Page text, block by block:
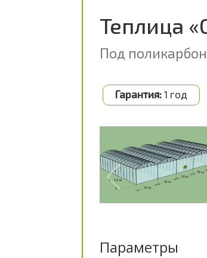
Теплица
Под
Гарантия: 1 год
Параметры